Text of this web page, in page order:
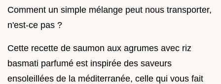
Comment un simple mélange peut nous transporter,
n'est-ce pas ?
Cette recette de saumon aux agrumes avec riz
basmati parfumé est inspirée des saveurs
ensoleillées de la méditerranée, celle qui vous fait